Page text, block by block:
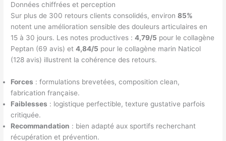
Données chiffrées et perception
Sur plus de 300 retours clients consolidés, environ85%
notent une amélioration sensible des douleurs articulaires en
15 à 30 jours. Les notes productives :4,79/5 pour le collagène
Peptan (69 avis) et4,84/5 pour le collagène marin Naticol
(128 avis) illustrent la cohérence des retours.
Forces : formulations brevetées, composition clean,
fabrication française.
Faiblesses : logistique perfectible, texture gustative parfois
critiquée.
Recommandation : bien adapté aux sportifs recherchant
récupération et prévention.